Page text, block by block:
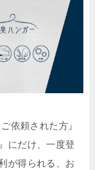
依頼された方』
にだけ、一度登
が得られる、お